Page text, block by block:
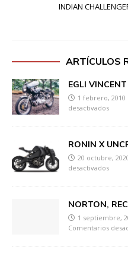
INDIAN
ARTÍCULOS
EGLI
1 febrero, 2010
desactivados
RONIN X
20 octubre,
desactivados
NORTON,
1 septiembre,
Comentarios